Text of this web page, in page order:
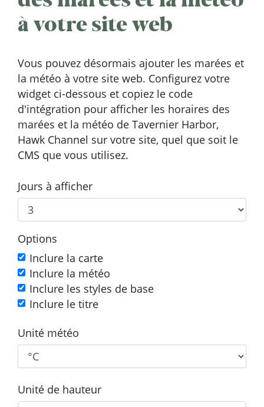
à votre site web
Vous pouvez désormais ajouter les marées et
la météo à votre site web. Configurez votre
widget ci-dessous et copiez le code
d'intégration pour afficher les horaires des
marées et la météo de Tavernier Harbor,
Hawk Channel sur votre site, quel que soit le
CMS que vous utilisez.
Jours à afficher
Options
Inclure la carte
Inclure la météo
Inclure les styles de base
Inclure le titre
Unité météo
Unité de hauteur